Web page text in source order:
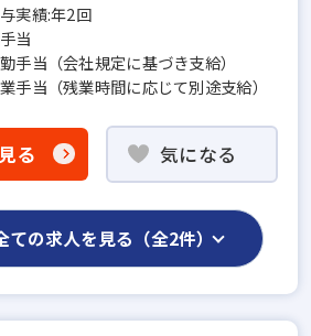
実績:年2回
当
手当（会社規定に基づき支給）
手当（残業時間に応じて別途支給）
る 気になる
ての求人を見る（全2件）